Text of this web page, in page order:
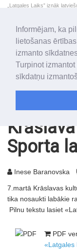
Informējam, ka
lietošanas
izmanto
Turpinot
sīkdatņu
„Latgales Laiks” iznāk
„Latgales Laiks” latviešu
2026. gada 9. augusts
Svētdiena
Genovefa, Genoveva,
Sporta
Inese Baranovska
7.martā Krāslavas
tika nosaukti labākie
Pilnu tekstu lasiet
PDF
«Latgales